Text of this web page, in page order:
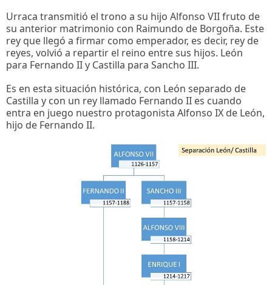
Urraca transmitió el trono a su hijo Alfonso VII fruto de
su anterior matrimonio con Raimundo de Borgoña. Este
rey que llegó a firmar como emperador, es decir, rey de
reyes, volvió a repartir el reino entre sus hijos. León
para Fernando II y Castilla para Sancho III.
Es en esta situación histórica, con León separado de
Castilla y con un rey llamado Fernando II es cuando
entra en juego nuestro protagonista Alfonso IX de León,
hijo de Fernando II.